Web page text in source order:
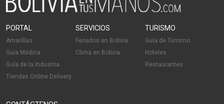
Decoración de Cumpleaños Infantiles
Decoración con Globos
Globos de Helio
Material para decoración
Cursos de manualidades
Bouquets de globos
PORTAL
Amarillas
Guía Médica
Guía de la Industria
Tiendas Online Delivery
SERVICIOS
Feriados en Bolivia
Clima en Bolivia
TURISMO
Guía de Turismo
Hoteles
Restaurantes